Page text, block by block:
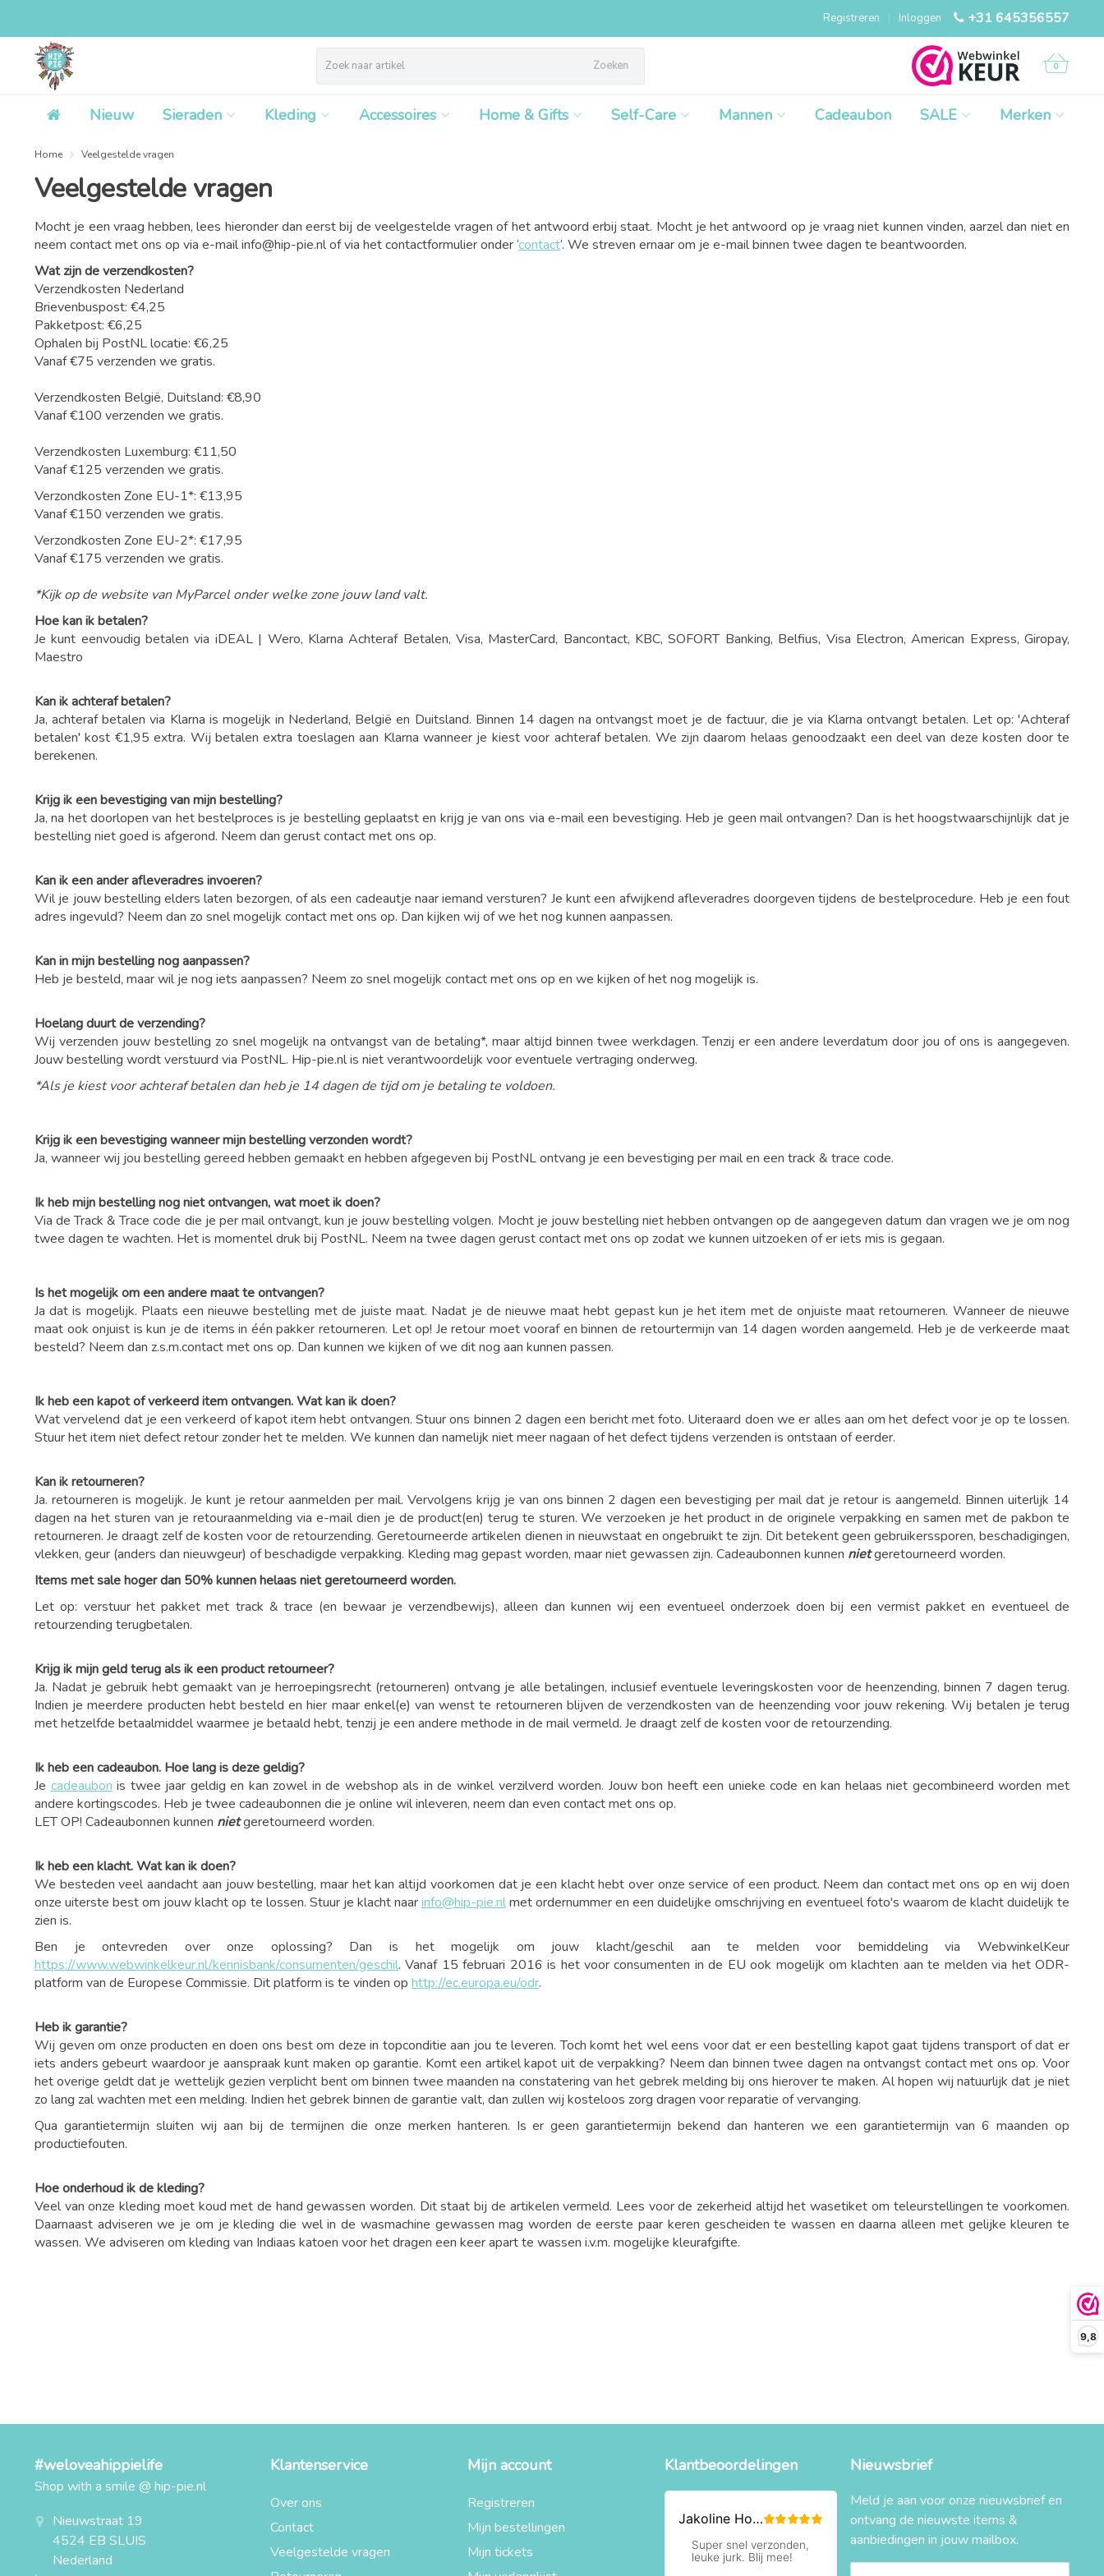
9,8
+31 645356557
Inloggen
|
Registreren
Zoeken 0
Nieuw Sieraden Kleding Accessoires Home & Gifts Self-Care Mannen Cadeaubon SALE Merken
Home Veelgestelde vragen
Veelgestelde vragen
Mocht je een vraag hebben, lees hieronder dan eerst bij de veelgestelde vragen of het antwoord erbij staat. Mocht je het antwoord op je vraag niet kunnen vinden, aarzel dan niet en
neem contact met ons op via e-mailinfo@hip-pie.nlof via het contactformulier onder ‘contact’. We streven ernaar om je e-mail binnen twee dagen te beantwoorden.
Wat zijn de verzendkosten?
Verzendkosten Nederland
Brievenbuspost: €4,25
Pakketpost: €6,25
Ophalen bij PostNL locatie: €6,25
Vanaf €75 verzenden we gratis.
Verzendkosten België, Duitsland: €8,90
Vanaf €100 verzenden we gratis.
Verzendkosten Luxemburg: €11,50
Vanaf €125 verzenden we gratis.
Verzondkosten Zone EU-1*: €13,95
Vanaf €150 verzenden we gratis.
Verzondkosten Zone EU-2*: €17,95
Vanaf €175 verzenden we gratis.
*Kijk op de website van MyParcel onder welke zone jouw land valt.
Hoe kan ik betalen?
Je kunt eenvoudig betalen via iDEAL | Wero, Klarna Achteraf Betalen, Visa, MasterCard, Bancontact, KBC, SOFORT Banking, Belfius, Visa Electron, American Express, Giropay,
Maestro
Kan ik achteraf betalen?
Ja, achteraf betalen via Klarna is mogelijk in Nederland, België en Duitsland. Binnen 14 dagen na ontvangst moet je de factuur, die je via Klarna ontvangt betalen. Let op: 'Achteraf
betalen' kost €1,95 extra. Wij betalen extra toeslagen aan Klarna wanneer je kiest voor achteraf betalen. We zijn daarom helaas genoodzaakt een deel van deze kosten door te
berekenen.
Krijg ik een bevestiging van mijn bestelling?
Ja, na het doorlopen van het bestelproces is je bestelling geplaatst en krijg je van ons via e-mail een bevestiging. Heb je geen mail ontvangen? Dan is het hoogstwaarschijnlijk dat je
bestelling niet goed is afgerond. Neem dan gerust contact met ons op.
Kan ik een ander afleveradres invoeren?
Wil je jouw bestelling elders laten bezorgen, of als een cadeautje naar iemand versturen? Je kunt een afwijkend afleveradres doorgeven tijdens de bestelprocedure. Heb je een fout
adres ingevuld? Neem dan zo snel mogelijk contact met ons op. Dan kijken wij of we het nog kunnen aanpassen.
Kan in mijn bestelling nog aanpassen?
Heb je besteld, maar wil je nog iets aanpassen? Neem zo snel mogelijk contact met ons op en we kijken of het nog mogelijk is.
Hoelang duurt de verzending?
Wij verzenden jouw bestelling zo snel mogelijk na ontvangst van de betaling*, maar altijd binnen twee werkdagen. Tenzij er een andere leverdatum door jou of ons is aangegeven.
Jouw bestelling wordt verstuurd via PostNL. Hip-pie.nl is niet verantwoordelijk voor eventuele vertraging onderweg.
*Als je kiest voor achteraf betalen dan heb je 14 dagen de tijd om je betaling te voldoen.
Krijg ik een bevestiging wanneer mijn bestelling verzonden wordt?
Ja, wanneer wij jou bestelling gereed hebben gemaakt en hebben afgegeven bij PostNL ontvang je een bevestiging per mail en een track & trace code.
Ik heb mijn bestelling nog niet ontvangen, wat moet ik doen?
Via de Track & Trace code die je per mail ontvangt, kun je jouw bestelling volgen. Mocht je jouw bestelling niet hebben ontvangen op de aangegeven datum dan vragen we je om nog
twee dagen te wachten. Het is momentel druk bij PostNL. Neem na twee dagen gerust contact met ons op zodat we kunnen uitzoeken of er iets mis is gegaan.
Is het mogelijk om een andere maat te ontvangen?
Ja dat is mogelijk. Plaats een nieuwe bestelling met de juiste maat. Nadat je de nieuwe maat hebt gepast kun je het item met de onjuiste maat retourneren. Wanneer de nieuwe
maat ook onjuist is kun je de items in één pakker retourneren. Let op! Je retour moet vooraf en binnen de retourtermijn van 14 dagen worden aangemeld. Heb je de verkeerde maat
besteld? Neem dan z.s.m.contact met ons op. Dan kunnen we kijken of we dit nog aan kunnen passen.
Ik heb een kapot of verkeerd item ontvangen. Wat kan ik doen?
Wat vervelend dat je een verkeerd of kapot item hebt ontvangen. Stuur ons binnen 2 dagen een bericht met foto. Uiteraard doen we er alles aan om het defect voor je op te lossen.
Stuur het item niet defect retour zonder het te melden. We kunnen dan namelijk niet meer nagaan of het defect tijdens verzenden is ontstaan of eerder.
Kan ik retourneren?
Ja. retourneren is mogelijk. Je kunt je retour aanmelden per mail. Vervolgens krijg je van ons binnen 2 dagen een bevestiging per mail dat je retour is aangemeld. Binnen uiterlijk 14
dagen na het sturen van je retouraanmelding via e-mail dien je de product(en) terug te sturen. We verzoeken je het product in de originele verpakking en samen met de pakbon te
retourneren. Je draagt zelf de kosten voor de retourzending. Geretourneerde artikelen dienen in nieuwstaat en ongebruikt te zijn. Dit betekent geen gebruikerssporen, beschadigingen,
vlekken, geur (anders dan nieuwgeur) of beschadigde verpakking. Kleding mag gepast worden, maar niet gewassen zijn. Cadeaubonnen kunnen nietgeretourneerd worden.
Items met sale hoger dan 50% kunnen helaas niet geretourneerd worden.
Let op: verstuur het pakket met track & trace (en bewaar je verzendbewijs), alleen dan kunnen wij een eventueel onderzoek doen bij een vermist pakket en eventueel de
retourzending terugbetalen.
Krijg ik mijn geld terug als ik een product retourneer?
Ja. Nadat je gebruik hebt gemaakt van je herroepingsrecht (retourneren) ontvang je alle betalingen, inclusief eventuele leveringskosten voor de heenzending, binnen 7 dagen terug.
Indien je meerdere producten hebt besteld en hier maar enkel(e) van wenst te retourneren blijven de verzendkosten van de heenzending voor jouw rekening. Wij betalen je terug
met hetzelfde betaalmiddel waarmee je betaald hebt, tenzij je een andere methode in de mail vermeld. Je draagt zelf de kosten voor de retourzending.
Ik heb een cadeaubon. Hoe lang is deze geldig?
Je cadeaubon is twee jaar geldig en kan zowel in de webshop als in de winkel verzilverd worden. Jouw bon heeft een unieke code en kan helaas niet gecombineerd worden met
andere kortingscodes. Heb je twee cadeaubonnen die je online wil inleveren, neem dan even contact met ons op.
LET OP! Cadeaubonnen kunnen nietgeretourneerd worden.
Ik heb een klacht. Wat kan ik doen?
We besteden veel aandacht aan jouw bestelling, maar het kan altijd voorkomen dat je een klacht hebt over onze service of een product. Neem dan contact met ons op en wij doen
onze uiterste best om jouw klacht op te lossen. Stuur je klacht naarinfo@hip-pie.nlmet ordernummer en een duidelijke omschrijving en eventueel foto's waarom de klacht duidelijk te
zien is.
Ben je ontevreden over onze oplossing? Dan is het mogelijk om jouw klacht/geschil aan te melden voor bemiddeling via WebwinkelKeur
https://www.webwinkelkeur.nl/kennisbank/consumenten/geschil. Vanaf 15 februari 2016 is het voor consumenten in de EU ook mogelijk om klachten aan te melden via het ODR-
platform van de Europese Commissie. Dit platform is te vinden op http://ec.europa.eu/odr.
Heb ik garantie?
Wij geven om onze producten en doen ons best om deze in topconditie aan jou te leveren. Toch komt het wel eens voor dat er een bestelling kapot gaat tijdens transport of dat er
iets anders gebeurt waardoor je aanspraak kunt maken op garantie. Komt een artikel kapot uit de verpakking? Neem dan binnen twee dagen na ontvangst contact met ons op. Voor
het overige geldt dat je wettelijk gezien verplicht bent om binnen twee maanden na constatering van het gebrek melding bij ons hierover te maken. Al hopen wij natuurlijk dat je niet
zo lang zal wachten met een melding. Indien het gebrek binnen de garantie valt, dan zullen wij kosteloos zorg dragen voor reparatie of vervanging.
Qua garantietermijn sluiten wij aan bij de termijnen die onze merken hanteren. Is er geen garantietermijn bekend dan hanteren we een garantietermijn van 6 maanden op
productiefouten.
Hoe onderhoud ik de kleding?
Veel van onze kleding moet koud met de hand gewassen worden. Dit staat bij de artikelen vermeld. Lees voor de zekerheid altijd het wasetiket om teleurstellingen te voorkomen.
Daarnaast adviseren we je om je kleding die wel in de wasmachine gewassen mag worden de eerste paar keren gescheiden te wassen en daarna alleen met gelijke kleuren te
wassen. We adviseren om kleding van Indiaas katoen voor het dragen een keer apart te wassen i.v.m. mogelijke kleurafgifte.
#weloveahippielife
Shop with a smile @ hip-pie.nl
Nieuwstraat 19
4524 EB SLUIS
Nederland
Klantenservice
Over ons
Contact
Veelgestelde vragen
Mijn account
Registreren
Mijn bestellingen
Mijn tickets
Klantbeoordelingen Nieuwsbrief
Meld je aan voor onze nieuwsbrief en
ontvang de nieuwste items &
aanbiedingen in jouw mailbox.